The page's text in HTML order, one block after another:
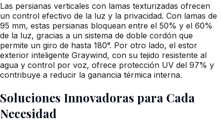
Las persianas verticales con lamas texturizadas ofrecen
un control efectivo de la luz y la privacidad. Con lamas de
95 mm, estas persianas bloquean entre el 50% y el 60%
de la luz, gracias a un sistema de doble cordón que
permite un giro de hasta 180°. Por otro lado, el estor
exterior inteligente Graywind, con su tejido resistente al
agua y control por voz, ofrece protección UV del 97% y
contribuye a reducir la ganancia térmica interna.
Soluciones Innovadoras para Cada
Necesidad